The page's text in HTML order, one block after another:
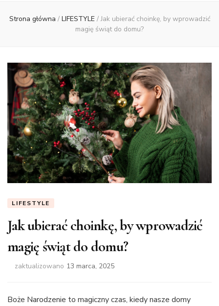
Strona główna / LIFESTYLE / Jak ubierać choinkę, by wprowadzić
magię świąt do domu?
LIFESTYLE
Jak ubierać choinkę, by wprowadzić
magię świąt do domu?
zaktualizowano 13 marca, 2025
Boże Narodzenie to magiczny czas, kiedy nasze domy